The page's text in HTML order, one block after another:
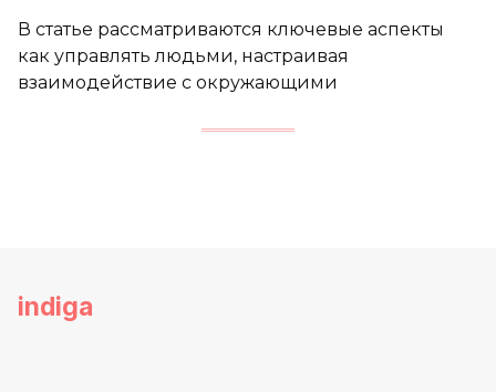
В статье рассматриваются ключевые аспекты
как управлять людьми, настраивая
взаимодействие с окружающими
indiga